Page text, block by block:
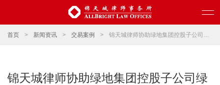
首页 > 新闻资讯 > 交易案例 > 锦天城律师协助绿地集团控股子公司绿地全球成功完成30亿美元中期票据更新
锦天城律师协助绿地集团控股子公司绿